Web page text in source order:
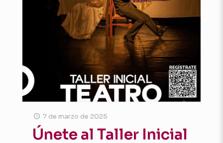
7 de marzo de 2025
Únete al Taller Inicial